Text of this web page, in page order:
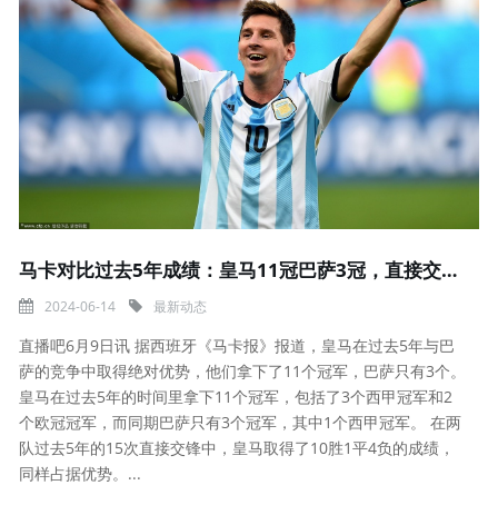
马卡对比过去5年成绩：皇马11冠巴萨3冠，直接交手皇马10胜1平4负
2024-06-14 最新动态
直播吧6月9日讯 据西班牙《马卡报》报道，皇马在过去5年与巴
萨的竞争中取得绝对优势，他们拿下了11个冠军，巴萨只有3个。
皇马在过去5年的时间里拿下11个冠军，包括了3个西甲冠军和2
个欧冠冠军，而同期巴萨只有3个冠军，其中1个西甲冠军。 在两
队过去5年的15次直接交锋中，皇马取得了10胜1平4负的成绩，
同样占据优势。...